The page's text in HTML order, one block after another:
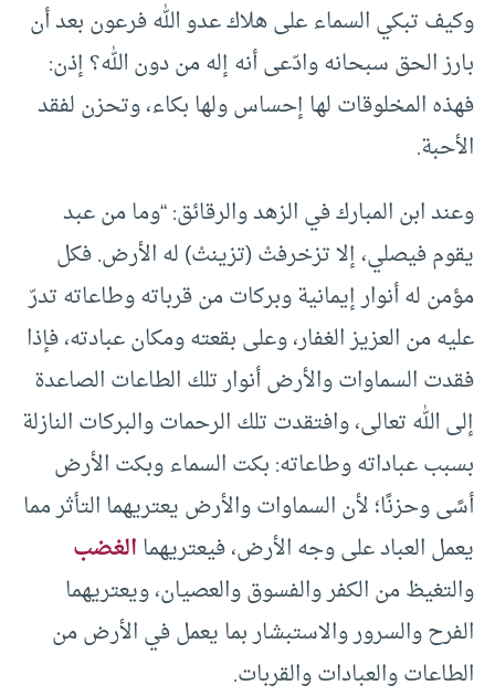
وكيف تبكي السماء على هلاك عدو الله فرعون بعد أن
بارز الحق سبحانه وادّعى أنه إله من دون الله؟ إذن:
فهذه المخلوقات لها إحساس ولها بكاء، وتحزن لفقد
الأحبة.
وعند ابن المبارك في الزهد والرقائق: “وما من عبد
يقوم فيصلي، إلا تزخرفتْ (تزينتْ) له الأرض. فكل
مؤمن له أنوار إيمانية وبركات من قرباته وطاعاته تدرّ
عليه من العزيز الغفار، وعلى بقعته ومكان عبادته، فإذا
فقدت السماوات والأرض أنوار تلك الطاعات الصاعدة
إلى الله تعالى، وافتقدت تلك الرحمات والبركات النازلة
بسبب عباداته وطاعاته: بكت السماء وبكت الأرض
أسًى وحزنًا؛ لأن السماوات والأرض يعتريهما التأثر مما
يعمل العباد على وجه الأرض، فيعتريهماالغضب
والتغيظ من الكفر والفسوق والعصيان، ويعتريهما
الفرح والسرور والاستبشار بما يعمل في الأرض من
الطاعات والعبادات والقربات.